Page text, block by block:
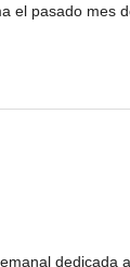
el pasado mes
dedicada